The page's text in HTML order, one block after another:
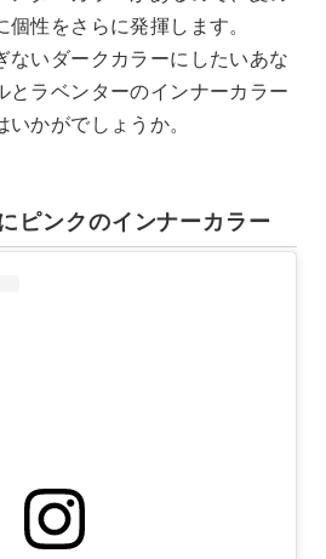
性をさらに発揮します。
ないダークカラーにしたいあな
とラベンターのインナーカラー
かがでしょうか。
ピンクのインナーカラー